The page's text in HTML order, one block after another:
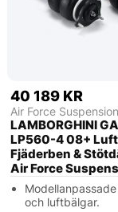
40 189 KR
Air Force
LAMBORGHINI
LP560-4 08+
Fjäderben &
Air Force
och luftbälgar.